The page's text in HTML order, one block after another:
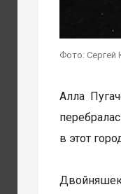
Фото: Сергей
Алла
в этот